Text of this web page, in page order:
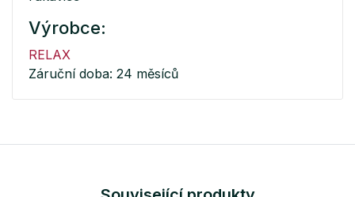
Výrobce:
RELAX
Záruční doba: 24 měsíců